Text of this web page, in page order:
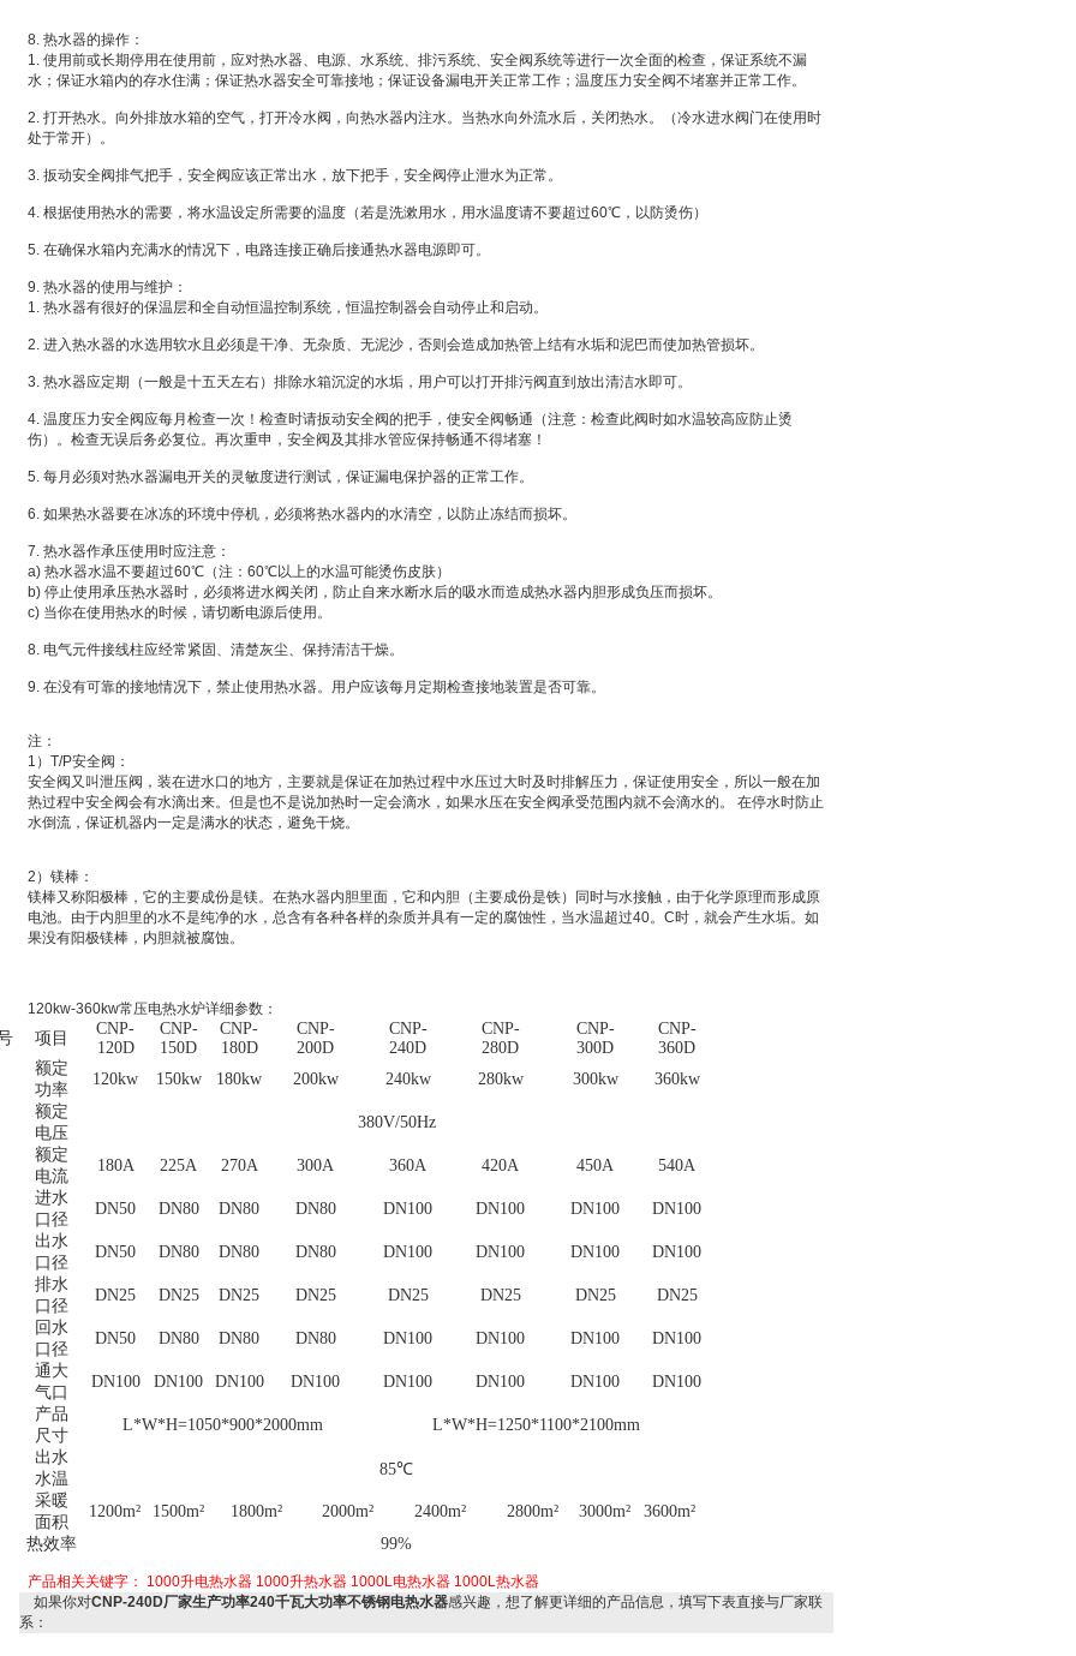
8. 热水器的操作：
1. 使用前或长期停用在使用前，应对热水器、电源、水系统、排污系统、安全阀系统等进行一次全面的检查，保证系统不漏
水；保证水箱内的存水住满；保证热水器安全可靠接地；保证设备漏电开关正常工作；温度压力安全阀不堵塞并正常工作。
2. 打开热水。向外排放水箱的空气，打开冷水阀，向热水器内注水。当热水向外流水后，关闭热水。（冷水进水阀门在使用时
处于常开）。
3. 扳动安全阀排气把手，安全阀应该正常出水，放下把手，安全阀停止泄水为正常。
4. 根据使用热水的需要，将水温设定所需要的温度（若是洗漱用水，用水温度请不要超过60℃，以防烫伤）
5. 在确保水箱内充满水的情况下，电路连接正确后接通热水器电源即可。
9. 热水器的使用与维护：
1. 热水器有很好的保温层和全自动恒温控制系统，恒温控制器会自动停止和启动。
2. 进入热水器的水选用软水且必须是干净、无杂质、无泥沙，否则会造成加热管上结有水垢和泥巴而使加热管损坏。
3. 热水器应定期（一般是十五天左右）排除水箱沉淀的水垢，用户可以打开排污阀直到放出清洁水即可。
4. 温度压力安全阀应每月检查一次！检查时请扳动安全阀的把手，使安全阀畅通（注意：检查此阀时如水温较高应防止烫
伤）。检查无误后务必复位。再次重申，安全阀及其排水管应保持畅通不得堵塞！
5. 每月必须对热水器漏电开关的灵敏度进行测试，保证漏电保护器的正常工作。
6. 如果热水器要在冰冻的环境中停机，必须将热水器内的水清空，以防止冻结而损坏。
7. 热水器作承压使用时应注意：
a) 热水器水温不要超过60℃（注：60℃以上的水温可能烫伤皮肤）
b) 停止使用承压热水器时，必须将进水阀关闭，防止自来水断水后的吸水而造成热水器内胆形成负压而损坏。
c) 当你在使用热水的时候，请切断电源后使用。
8. 电气元件接线柱应经常紧固、清楚灰尘、保持清洁干燥。
9. 在没有可靠的接地情况下，禁止使用热水器。用户应该每月定期检查接地装置是否可靠。
注：
1）T/P安全阀：
安全阀又叫泄压阀，装在进水口的地方，主要就是保证在加热过程中水压过大时及时排解压力，保证使用安全，所以一般在加
热过程中安全阀会有水滴出来。但是也不是说加热时一定会滴水，如果水压在安全阀承受范围内就不会滴水的。 在停水时防止
水倒流，保证机器内一定是满水的状态，避免干烧。
2）镁棒：
镁棒又称阳极棒，它的主要成份是镁。在热水器内胆里面，它和内胆（主要成份是铁）同时与水接触，由于化学原理而形成原
电池。由于内胆里的水不是纯净的水，总含有各种各样的杂质并具有一定的腐蚀性，当水温超过40。C时，就会产生水垢。如
果没有阳极镁棒，内胆就被腐蚀。
120kw-360kw常压电热水炉详细参数：
项目
CNP-
120D
CNP-
150D
CNP-
180D
CNP-
200D
CNP-
240D
CNP-
280D
CNP-
300D
CNP-
360D
额定
功率
120kw 150kw 180kw 200kw 240kw 280kw 300kw 360kw
额定
电压
380V/50Hz
额定
电流
180A 225A 270A 300A 360A 420A 450A 540A
进水
口径
DN50 DN80 DN80 DN80 DN100 DN100 DN100
DN100
出水
口径
DN50 DN80 DN80 DN80 DN100 DN100 DN100
DN100
排水
口径
DN25 DN25 DN25 DN25 DN25 DN25 DN25
DN25
回水
口径
DN50 DN80 DN80 DN80 DN100 DN100 DN100
DN100
通大
气口
DN100 DN100 DN100 DN100 DN100 DN100 DN100
DN100
产品
尺寸
L*W*H=1050*900*2000mm L*W*H=1250*1100*2100mm
出水
水温
85℃
采暖
面积
1200m² 1500m² 1800m² 2000m² 2400m² 2800m² 3000m² 3600m²
热效率 99%
产品相关关键字： 1000升电热水器 1000升热水器 1000L电热水器 1000L热水器
如果你对CNP-240D厂家生产功率240千瓦大功率不锈钢电热水器感兴趣，想了解更详细的产品信息，填写下表直接与厂家联
系：